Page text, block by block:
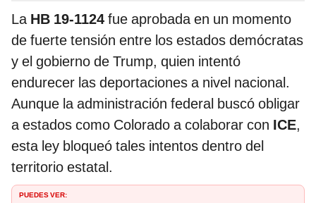
LaHB 19-1124 fue aprobada en un momento
de fuerte tensión entre los estados demócratas
y el gobierno de Trump, quien intentó
endurecer las deportaciones a nivel nacional.
Aunque la administración federal buscó obligar
a estados como Colorado a colaborar con ICE,
esta ley bloqueó tales intentos dentro del
territorio estatal.
PUEDES VER: